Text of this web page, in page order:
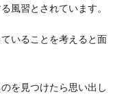
風習とされています。
いることを考えると面
を見つけたら思い出し